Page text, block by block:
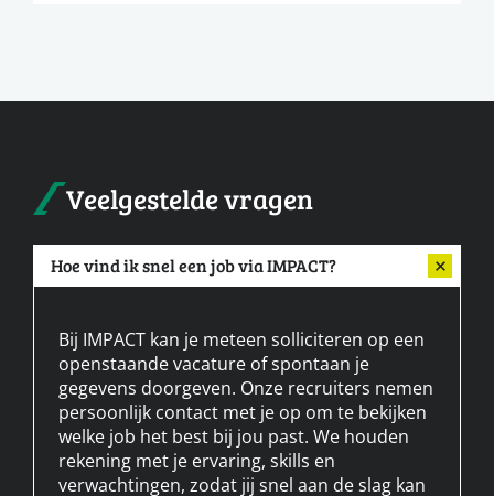
Veelgestelde vragen
Hoe vind ik snel een job via IMPACT?
Bij IMPACT kan je meteen solliciteren op een
openstaande vacature of spontaan je
gegevens doorgeven. Onze recruiters nemen
persoonlijk contact met je op om te bekijken
welke job het best bij jou past. We houden
rekening met je ervaring, skills en
verwachtingen, zodat jij snel aan de slag kan